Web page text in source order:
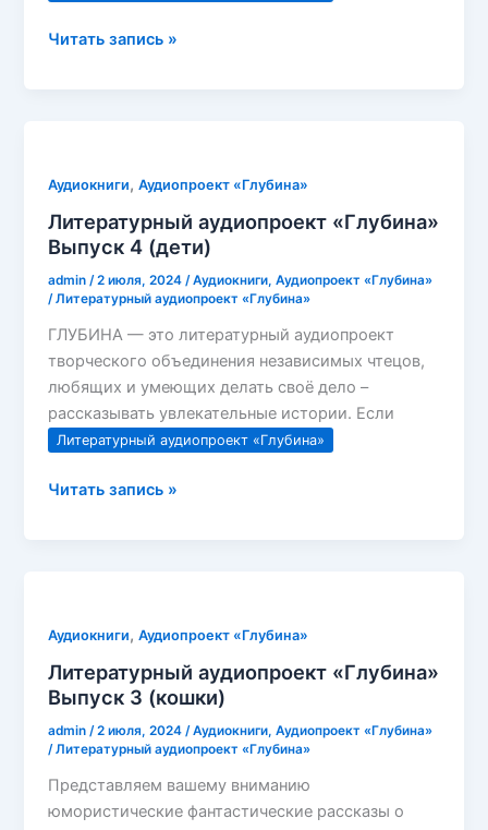
Литературный
во
времени)
Читать запись »
Аудиокниги,Аудиопроект «Глубина»
Литературный аудиопроект «Глубина»
Выпуск 4 (дети)
admin/2 июля, 2024/Аудиокниги,Аудиопроект «Глубина»
/Литературный аудиопроект «Глубина»
ГЛУБИНА — это литературный аудиопроект
творческого объединения независимых чтецов,
любящих и умеющих делать своё дело –
рассказывать увлекательные истории. Если
Литературный аудиопроект «Глубина»
Литературный
Читать запись »
Аудиокниги,Аудиопроект «Глубина»
Литературный аудиопроект «Глубина»
Выпуск 3 (кошки)
admin/2 июля, 2024/Аудиокниги,Аудиопроект «Глубина»
/Литературный аудиопроект «Глубина»
Представляем вашему вниманию
юмористические фантастические рассказы о